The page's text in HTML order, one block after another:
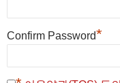
Confirm Password*